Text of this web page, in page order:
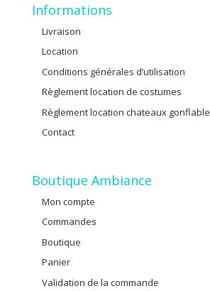
Informations
Livraison
Location
Conditions générales d’utilisation
Règlement location de costumes
Règlement location chateaux gonflable
Contact
Boutique Ambiance
Mon compte
Commandes
Boutique
Panier
Validation de la commande